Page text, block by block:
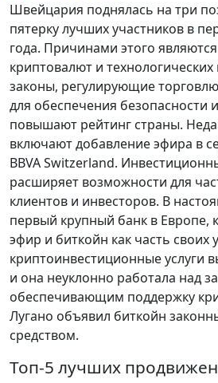
Швейцария поднялась на три
пятерку лучших участников в
года. Причинами этого
криптовалют и
законы, регулирующие
для обеспечения безопасности
повышают рейтинг страны.
включают добавление эфира в
BBVA Switzerland.
расширяет возможности для
клиентов и инвесторов. В
первый крупный банк в Европе,
эфир и биткойн как часть своих
криптоинвестиционные услуги
и она неуклонно работала над
обеспечивающим поддержку
Лугано объявил биткойн
средством.
Топ-5 лучших